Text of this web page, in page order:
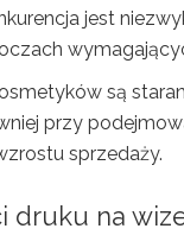
jest
są
przy
sprzedaży.
druku na